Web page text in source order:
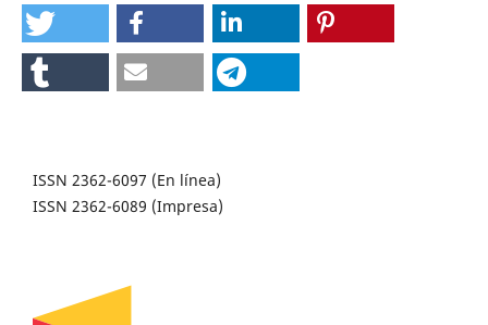
ISSN 2362-6097 (En línea)
ISSN 2362-6089 (Impresa)